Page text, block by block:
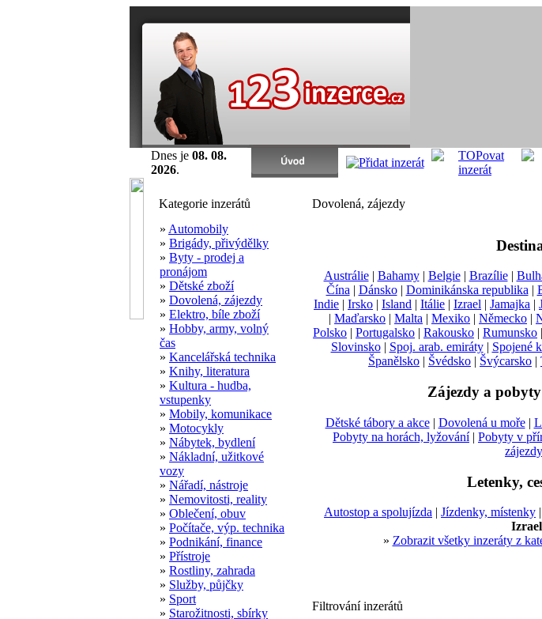
Dnes je 08. 08.
2026.
Kategorie inzerátů
» Automobily
» Brigády, přivýdělky
» Byty - prodej a
pronájom
» Dětské zboží
» Dovolená, zájezdy
» Elektro, bíle zboží
» Hobby, army, volný
čas
» Kancelářská technika
» Knihy, literatura
» Kultura - hudba,
vstupenky
» Mobily, komunikace
» Motocykly
» Nábytek, bydlení
» Nákladní, užitkové
vozy
» Nářadí, nástroje
» Nemovitosti, reality
» Oblečení, obuv
» Počítače, výp. technika
» Podnikání, finance
» Přístroje
» Rostliny, zahrada
» Služby, půjčky
» Sport
» Starožitnosti, sbírky
Dovolená, zájezdy
Austrálie| Bahamy| Belgie| Brazílie|
Čína| Dánsko| Dominikánska republika|
Indie | Irsko | Island | Itálie | Izrael | Jamajka |
| Maďarsko | Malta | Mexiko | Německo |
Polsko | Portugalsko | Rakousko | Rumunsko |
Slovinsko| Spoj. arab. emiráty| Spojené
Španělsko | Švédsko | Švýcarsko |
Zájezdy a
Dětské tábory a akce| Dovolená u moře|
Pobyty na horách, lyžování| Pobyty v
zájezdy
Letenky,
Autostop a spolujízda | Jízdenky, místenky |
Izrael
» Zobrazit všetky inzeráty z
Filtrování inzerátů